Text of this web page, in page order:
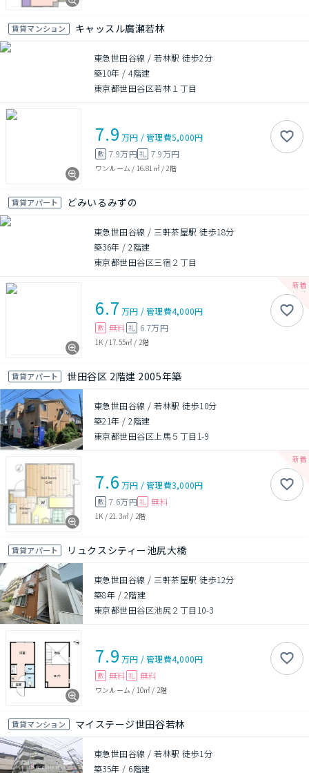
賃貸マンション キャッスル廣瀬若林
東急世田谷線 / 若林駅 徒歩2分
築10年 /4階建
東京都世田谷区若林１丁目
7.9 万円 /管理費5,000円
敷 7.9万円礼 7.9万円
ワンルーム / 16.81㎡/ 2階
賃貸アパート どみいるみずの
東急世田谷線 / 三軒茶屋駅 徒歩18分
築36年 /2階建
東京都世田谷区三宿２丁目
6.7 万円 /管理費4,000円
敷 無料 礼 6.7万円
1K / 17.55㎡ / 2階
賃貸アパート 世田谷区 2階建 2005年築
東急世田谷線 / 若林駅 徒歩10分
築21年 /2階建
東京都世田谷区上馬５丁目1-9
7.6 万円 /管理費3,000円
敷 7.6万円 礼 無料
1K / 21.3㎡ / 2階
賃貸アパート リュクスシティー池尻大橋
東急世田谷線 / 三軒茶屋駅 徒歩12分
築8年 / 2階建
東京都世田谷区池尻２丁目10-3
7.9 万円 /管理費4,000円
敷 無料 礼 無料
ワンルーム / 10㎡ / 2階
賃貸マンション マイステージ世田谷若林
東急世田谷線 / 若林駅 徒歩1分
築35年 / 6階建